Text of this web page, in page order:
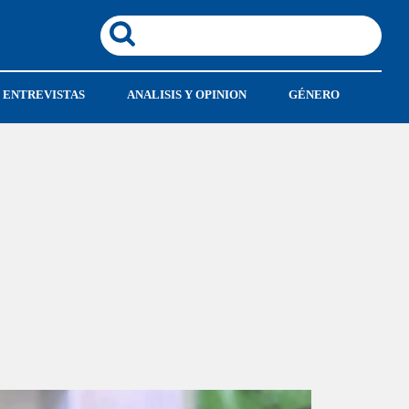
ENTREVISTAS ANALISIS Y OPINION GÉNERO